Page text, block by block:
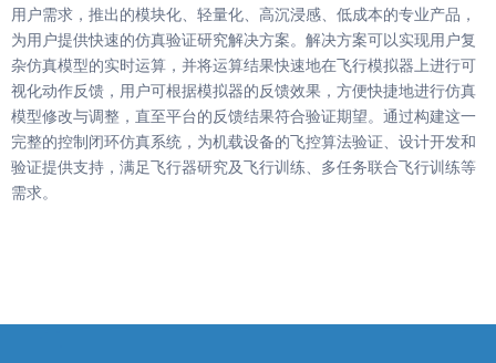
用户需求，推出的模块化、轻量化、高沉浸感、低成本的专业产品，
为用户提供快速的仿真验证研究解决方案。解决方案可以实现用户复
杂仿真模型的实时运算，并将运算结果快速地在飞行模拟器上进行可
视化动作反馈，用户可根据模拟器的反馈效果，方便快捷地进行仿真
模型修改与调整，直至平台的反馈结果符合验证期望。通过构建这一
完整的控制闭环仿真系统，为机载设备的飞控算法验证、设计开发和
验证提供支持，满足飞行器研究及飞行训练、多任务联合飞行训练等
需求。